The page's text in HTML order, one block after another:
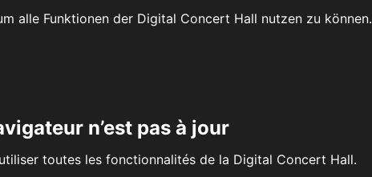
alle Funktionen der Digital Concert Hall nutzen zu können.
n’est pas à jour
toutes les fonctionnalités de la Digital Concert Hall.